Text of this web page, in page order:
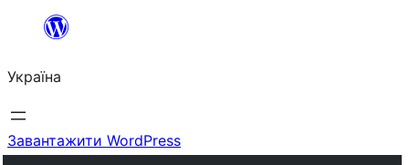
Перейти
вмісту
Україна
Завантажити WordPress